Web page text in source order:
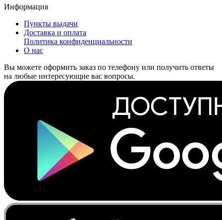
Информация
Пункты выдачи
Доставка и оплата
Политика конфиденциальности
О нас
Вы можете оформить заказ по телефону или получить ответы
на любые интересующие вас вопросы.